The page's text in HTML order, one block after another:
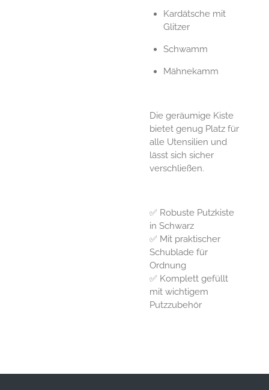
Kardätsche mit
Glitzer
Schwamm
Mähnekamm
Die geräumige Kiste
bietet genug Platz für
alle Utensilien und
lässt sich sicher
verschließen.
✅ Robuste Putzkiste
in Schwarz
✅ Mit praktischer
Schublade für
Ordnung
✅ Komplett gefüllt
mit wichtigem
Putzzubehör